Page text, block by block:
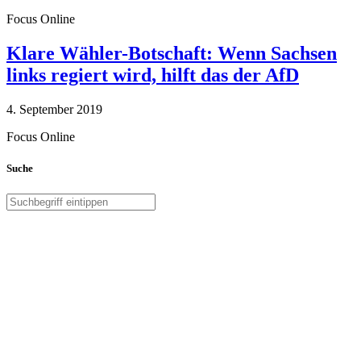
Focus Online
Klare Wähler-Botschaft: Wenn Sachsen
links regiert wird, hilft das der AfD
4. September 2019
Focus Online
Suche